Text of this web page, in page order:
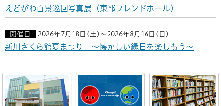
えどがわ百景巡回写真展（東部フレンドホール）
開催日 2026年7月18日(土)～2026年8月16日(日)
新川さくら館夏まつり ～懐かしい縁日を楽しもう～